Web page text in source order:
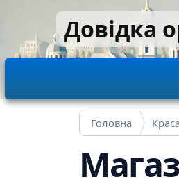
Перейти до основного вмісту
Довідка
Головна